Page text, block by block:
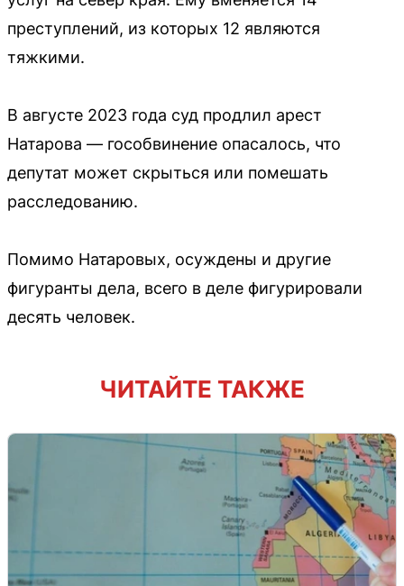
преступлений, из которых 12 являются
тяжкими.
В августе 2023 года суд продлил арест
Натарова — гособвинение опасалось, что
депутат может скрыться или помешать
расследованию.
Помимо Натаровых, осуждены и другие
фигуранты дела, всего в деле фигурировали
десять человек.
ЧИТАЙТЕ ТАКЖЕ